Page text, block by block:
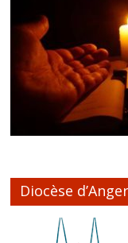
Diocèse